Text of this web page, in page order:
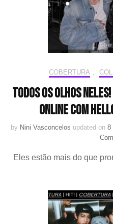
COBERTURA
Todos os olhos
online com
by Nini Vasconcelos updated on 8
Eles estão mais do que